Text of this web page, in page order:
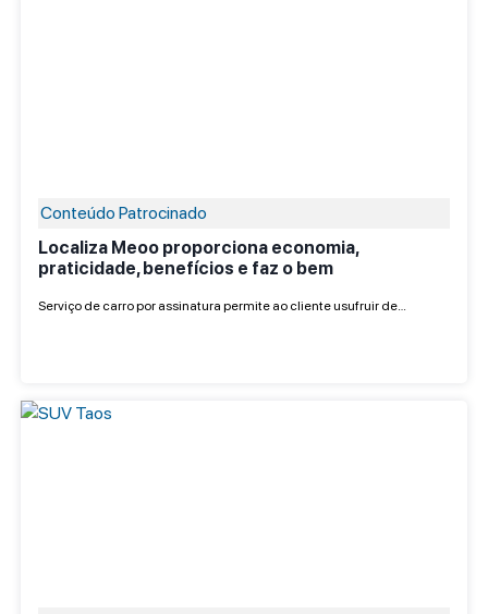
Conteúdo Patrocinado
Localiza Meoo proporciona economia,
praticidade, benefícios e faz o bem
Serviço de carro por assinatura permite ao cliente usufruir de…